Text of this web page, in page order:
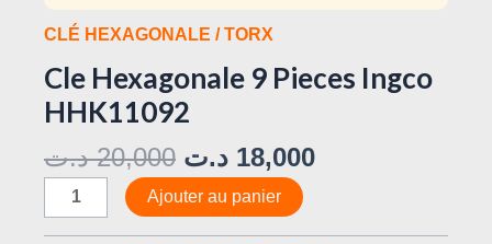
CLÉ HEXAGONALE / TORX
Cle Hexagonale 9 Pieces Ingco
HHK11092
20,000 د.ت 18,000 د.ت
Ajouter au panier